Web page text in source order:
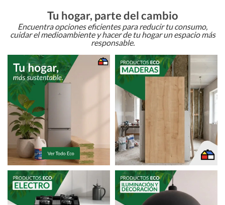
Tu hogar, parte del cambio
Encuentra opciones eficientes para reducir tu consumo,
cuidar el medioambiente y hacer de tu hogar un espacio más
responsable.